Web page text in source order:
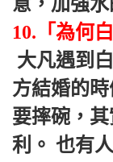
意，加強水
10.「為何
方結婚的
要摔碗，
利。 也有